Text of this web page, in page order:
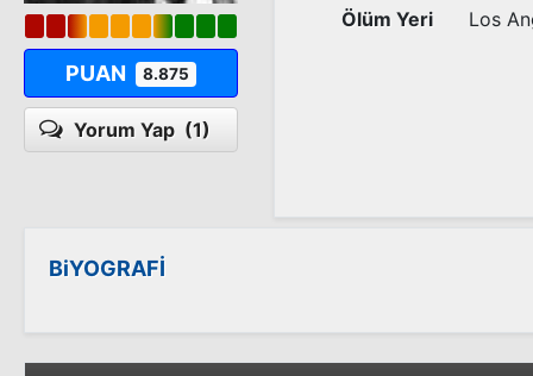
PUAN 8.875
Yorum Yap (1)
Ölüm Yeri
Los
BiYOGRAFİ